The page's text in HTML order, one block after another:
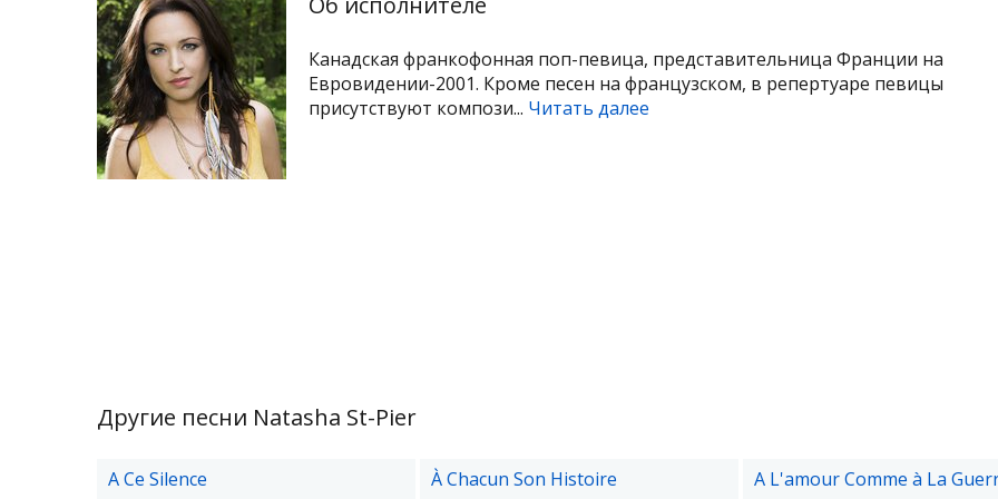
Канадская франкофонная поп-певица, представительница Франции на
Евровидении-2001. Кроме песен на французском, в репертуаре певицы
присутствуют компози... Читать далее
Другие песни Natasha St-Pier
A Ce Silence À Chacun Son Histoire A L'amour Comme à La